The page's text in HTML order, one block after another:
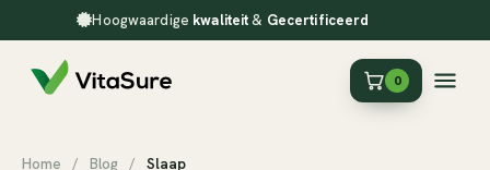
Hoogwaardige kwaliteit& Gecertificeerd
0
Home / Blog / Slaap